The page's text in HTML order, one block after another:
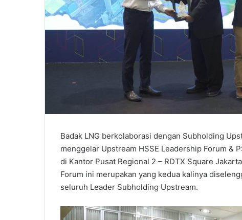
Badak LNG berkolaborasi dengan Subholding
menggelar Upstream HSSE Leadership Forum &
di Kantor Pusat Regional 2 – RDTX Square
Forum ini merupakan yang kedua kalinya
seluruh Leader Subholding Upstream.